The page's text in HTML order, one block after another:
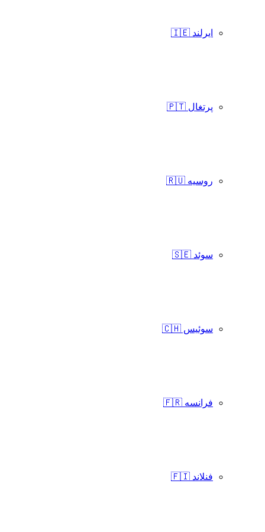
ایرلند 🇮🇪
پرتغال 🇵🇹
روسیه 🇷🇺
سوئد 🇸🇪
سوئیس 🇨🇭
فرانسه 🇫🇷
فنلاند 🇫🇮